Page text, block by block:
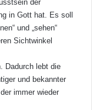
der
in Gott hat. Es soll
und „sehen“
Sichtwinkel
Dadurch lebt die
und bekannter
immer wieder